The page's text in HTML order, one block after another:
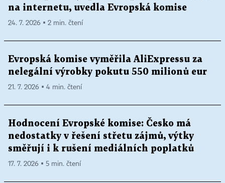
na internetu, uvedla Evropská komise
24. 7. 2026 ▪ 2 min. čtení
Evropská komise vyměřila AliExpressu za
nelegální výrobky pokutu 550 milionů eur
21. 7. 2026 ▪ 4 min. čtení
Hodnocení Evropské komise: Česko má
nedostatky v řešení střetu zájmů, výtky
směřují i k rušení mediálních poplatků
17. 7. 2026 ▪ 5 min. čtení